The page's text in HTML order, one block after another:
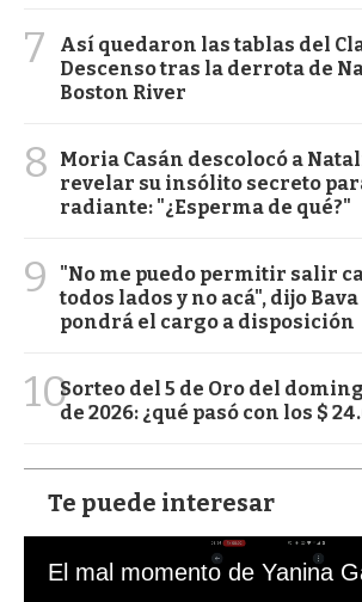
7
Así quedaron las tablas del
Descenso tras la derrota de
Boston River
8
Moria Casán descolocó a
revelar su insólito secreto
radiante: "¿Esperma de qué?"
9
"No me puedo permitir salir
todos lados y no acá", dijo
pondrá el cargo a disposición
10Sorteo del 5 de Oro del
de 2026: ¿qué pasó con los $
Te puede interesar